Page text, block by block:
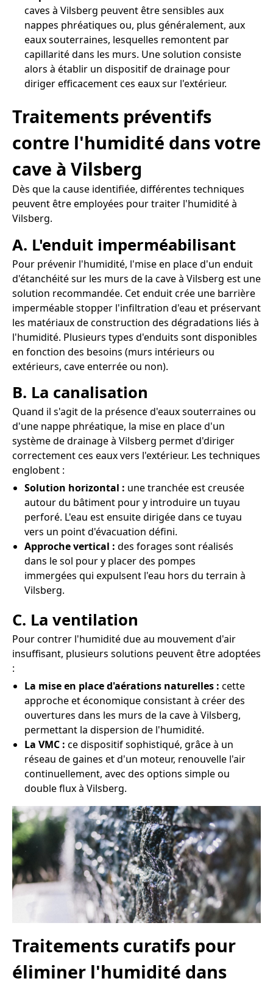
caves à Vilsberg peuvent être sensibles aux
nappes phréatiques ou, plus généralement, aux
eaux souterraines, lesquelles remontent par
capillarité dans les murs. Une solution consiste
alors à établir un dispositif de drainage pour
diriger efficacement ces eaux sur l'extérieur.
Traitements préventifs
contre l'humidité dans votre
cave à Vilsberg
Dès que la cause identifiée, différentes techniques
peuvent être employées pour traiter l'humidité à
Vilsberg.
A. L'enduit imperméabilisant
Pour prévenir l'humidité, l'mise en place d'un enduit
d'étanchéité sur les murs de la cave à Vilsberg est une
solution recommandée. Cet enduit crée une barrière
imperméable stopper l'infiltration d'eau et préservant
les matériaux de construction des dégradations liés à
l'humidité. Plusieurs types d'enduits sont disponibles
en fonction des besoins (murs intérieurs ou
extérieurs, cave enterrée ou non).
B. La canalisation
Quand il s'agit de la présence d'eaux souterraines ou
d'une nappe phréatique, la mise en place d'un
système de drainage à Vilsberg permet d'diriger
correctement ces eaux vers l'extérieur. Les techniques
englobent :
Solution horizontal : une tranchée est creusée
autour du bâtiment pour y introduire un tuyau
perforé. L'eau est ensuite dirigée dans ce tuyau
vers un point d'évacuation défini.
Approche vertical : des forages sont réalisés
dans le sol pour y placer des pompes
immergées qui expulsent l'eau hors du terrain à
Vilsberg.
C. La ventilation
Pour contrer l'humidité due au mouvement d'air
insuffisant, plusieurs solutions peuvent être adoptées
:
La mise en place d'aérations naturelles : cette
approche et économique consistant à créer des
ouvertures dans les murs de la cave à Vilsberg,
permettant la dispersion de l'humidité.
La VMC : ce dispositif sophistiqué, grâce à un
réseau de gaines et d'un moteur, renouvelle l'air
continuellement, avec des options simple ou
double flux à Vilsberg.
Traitements curatifs pour
éliminer l'humidité dans